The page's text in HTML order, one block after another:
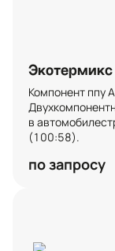
Экотермикс
Компонент ппу
в
(100:58).
по запросу